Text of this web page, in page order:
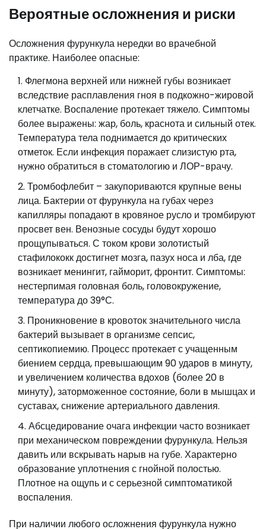
Вероятные осложнения и риски
Осложнения фурункула нередки во врачебной
практике. Наиболее опасные:
Флегмона верхней или нижней губы возникает
вследствие расплавления гноя в подкожно-жировой
клетчатке. Воспаление протекает тяжело. Симптомы
более выражены: жар, боль, краснота и сильный отек.
Температура тела поднимается до критических
отметок. Если инфекция поражает слизистую рта,
нужно обратиться в стоматологию и ЛОР-врачу.
Тромбофлебит – закупориваются крупные вены
лица. Бактерии от фурункула на губах через
капилляры попадают в кровяное русло и тромбируют
просвет вен. Венозные сосуды будут хорошо
прощупываться. С током крови золотистый
стафилококк достигнет мозга, пазух носа и лба, где
возникает менингит, гайморит, фронтит. Симптомы:
нестерпимая головная боль, головокружение,
температура до 39°С.
Проникновение в кровоток значительного числа
бактерий вызывает в организме сепсис,
септикопиемию. Процесс протекает с учащенным
биением сердца, превышающим 90 ударов в минуту,
и увеличением количества вдохов (более 20 в
минуту), заторможенное состояние, боли в мышцах и
суставах, снижение артериального давления.
Абсцедирование очага инфекции часто возникает
при механическом повреждении фурункула. Нельзя
давить или вскрывать нарыв на губе. Характерно
образование уплотнения с гнойной полостью.
Плотное на ощупь и с серьезной симптоматикой
воспаления.
При наличии любого осложнения фурункула нужно